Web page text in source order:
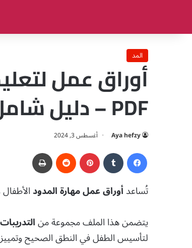
المد
أوراق عمل
PDF – دليل شامل وتمارين عملية
Aya hefzy أغسطس 3, 2024
بينتيريست
تُساعدأوراق عمل مهارة المدود
يتضمن هذا الملف مجموعة من
لتأسيس الطفل في النطق الصحيح